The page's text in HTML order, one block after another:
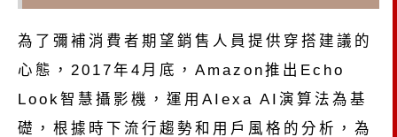
為了彌補消費者期望銷售人員提供穿搭建議的
心態，2017年4月底，Amazon推出Echo
Look智慧攝影機，運用AIexa AI演算法為基
礎，根據時下流行趨勢和用戶風格的分析，為